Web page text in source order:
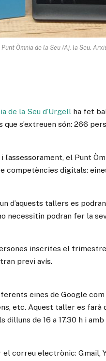
Punt Òmnia de la Seu /Aj. la Seu.
de la Seu d’Urgell ha fet
que s’extreuen són: 266
el Punt
digitals:
d’aquests tallers es
necessitin podran fer la
inscrites el
previ avís.
eines de Google
etc. Aquest taller es farà
dilluns de 16 a 17.30 h i
correu electrònic: Gmail,